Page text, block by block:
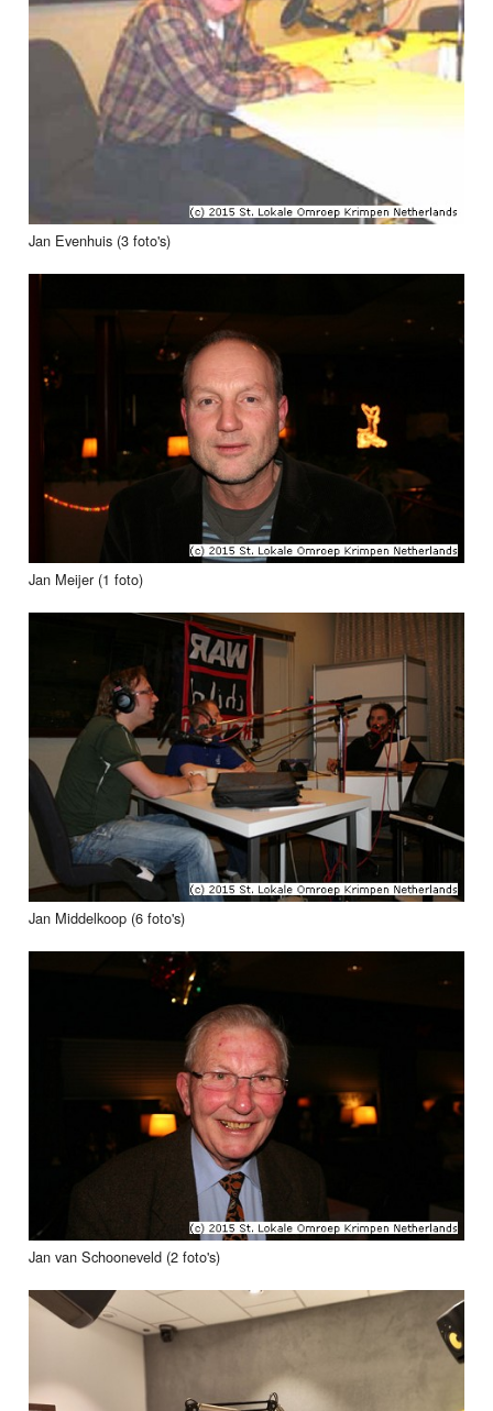
Jan Evenhuis (3 foto's)
Jan Meijer (1 foto)
Jan Middelkoop (6 foto's)
Jan van Schooneveld (2 foto's)